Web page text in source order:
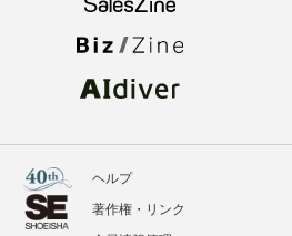
ヘルプ
著作権・リンク